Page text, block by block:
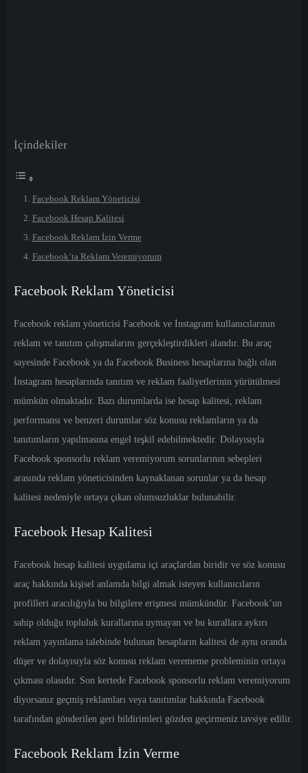
İçindekiler
Facebook Reklam Yöneticisi
Facebook Hesap Kalitesi
Facebook Reklam İzin Verme
Facebook’ta Reklam Veremiyorum
Facebook Reklam Yöneticisi
Facebook reklam yöneticisi Facebook ve İnstagram kullanıcılarının
reklam ve tanıtım çalışmalarını gerçekleştirdikleri alandır. Bu araç
sayesinde Facebook ya da Facebook Business hesaplarına bağlı olan
İnstagram hesaplarında tanıtım ve reklam faaliyetlerinin yürütülmesi
mümkün olmaktadır. Bazı durumlarda ise hesap kalitesi, reklam
performansı ve benzeri durumlar söz konusu reklamların ya da
tanıtımların yapılmasına engel teşkil edebilmektedir. Dolayısıyla
Facebook sponsorlu reklam veremiyorum sorunlarının sebepleri
arasında reklam yöneticisinden kaynaklanan sorunlar ya da hesap
kalitesi nedeniyle ortaya çıkan olumsuzluklar bulunabilir.
Facebook Hesap Kalitesi
Facebook hesap kalitesi uygulama içi araçlardan biridir ve söz konusu
araç hakkında kişisel anlamda bilgi almak isteyen kullanıcıların
profilleri aracılığıyla bu bilgilere erişmesi mümkündür. Facebook’un
sahip olduğu topluluk kurallarına uymayan ve bu kurallara aykırı
reklam yayınlama talebinde bulunan hesapların kalitesi de aynı oranda
düşer ve dolayısıyla söz konusu reklam verememe probleminin ortaya
çıkması olasıdır. Son kertede Facebook sponsorlu reklam veremiyorum
diyorsanız geçmiş reklamları veya tanıtımlar hakkında Facebook
tarafından gönderilen geri bildirimleri gözden geçirmeniz tavsiye edilir.
Facebook Reklam İzin Verme